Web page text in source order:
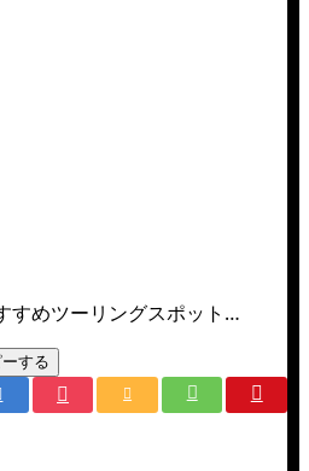
すめツーリングスポット…
する